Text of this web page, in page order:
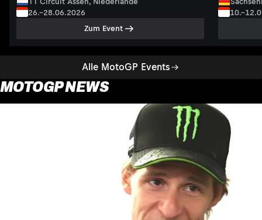
Alle MotoGP Events
26.–28.06.2026
Zum Event
MOTOGP NEWS